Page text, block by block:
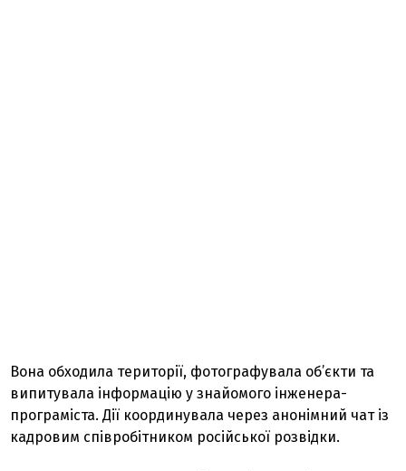
Вона обходила території, фотографувала об’єкти та
випитувала інформацію у знайомого інженера-
програміста. Дії координувала через анонімний чат із
кадровим співробітником російської розвідки.